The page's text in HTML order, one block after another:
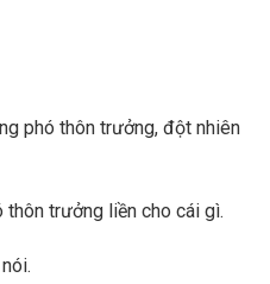
phó thôn trưởng, đột nhiên
thôn trưởng liền cho cái gì.